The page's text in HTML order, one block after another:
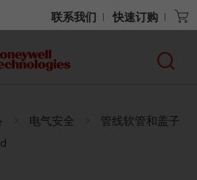
联系我们 快速订购
电气安全
管线软管和盖子